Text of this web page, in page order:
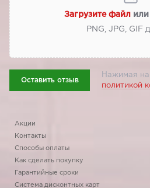
Загрузите файл или
PNG, JPG, GIF
Оставить отзыв
Нажимая на
политикой
Акции
Контакты
Способы оплаты
Как сделать покупку
Гарантийные сроки
Система дисконтных карт